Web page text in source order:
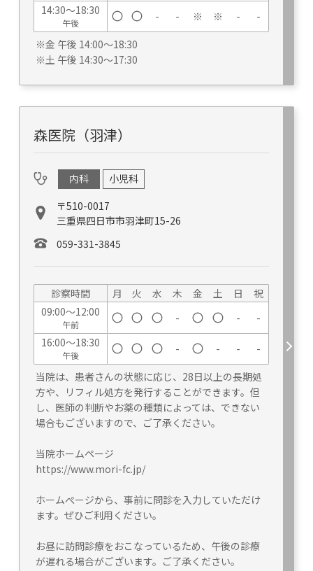
※金 午後 14:00～18:30
※土 午後 14:30～17:30
14:30～18:30
午後 - - ※ ※ - -
森医院（羽津）
内科
小児科
〒510-0017
三重県四日市市羽津町15-26
059-331-3845
当院は、患者さんの状態に応じ、28日以上の長期処
方や、リフィル処方を発行することができます。但
し、医師の判断やお薬の種類によっては、できない
場合もございますので、ご了承ください。
当院ホームページ
https://www.mori-fc.jp/
ホームぺージから、事前に問診を入力していただけ
ます。ぜひご利用ください。
お昼に訪問診療をおこなっているため、午後の診療
が遅れる場合がございます。ご了承ください。
診察時間 月 火 水 木 金 土 日
祝
09:00～12:00
午前 - -
-
16:00～18:30
午後 - - - -